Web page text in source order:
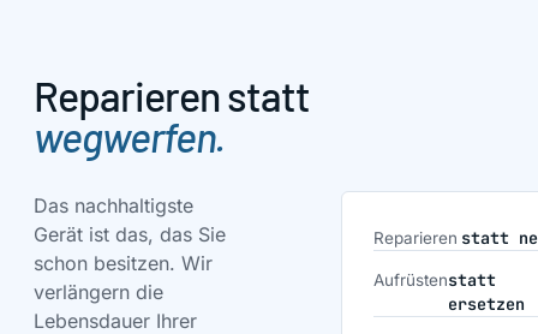
Reparieren statt
wegwerfen.
Das nachhaltigste
Gerät ist das, das Sie
schon besitzen. Wir
verlängern die
Lebensdauer Ihrer
Reparieren statt
Aufrüstenstatt
ersetzen